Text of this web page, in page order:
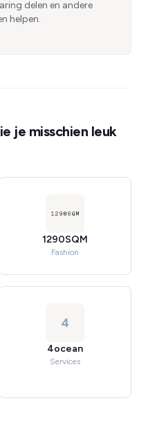
delen en andere
helpen.
je misschien leuk
1290SQM
Fashion
4
4ocean
Services